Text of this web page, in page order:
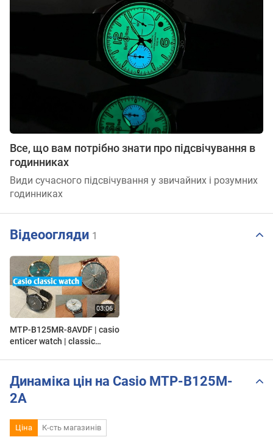
Все, що вам потрібно знати про підсвічування в
годинниках
Види сучасного підсвічування у звичайних і розумних
годинниках
Відеоогляди 1
MTP-B125MR-8AVDF | casio
enticer watch | classic
Динаміка цін на Casio MTP-B125M-
2A
Ціна К-сть магазинів